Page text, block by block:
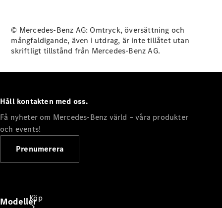
Konfigurator
Mercedes-Benz Online Store
Köp
© Mercedes-Benz AG: Omtryck, översättning och
mångfaldigande, även i utdrag, är inte tillåtet utan
skriftligt tillstånd från Mercedes-Benz AG.
Håll kontakten med oss.
Få nyheter om Mercedes-Benz värld – våra produkter
och events!
Prenumerera
Modeller